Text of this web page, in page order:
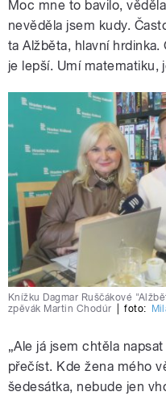
Moc mne to bavilo,
nevěděla jsem kudy.
ta Alžběta, hlavní
je lepší. Umí matematiku,
Knížku Dagmar Ruščákové
zpěvák Martin Chodúr
foto:
„Ale já jsem chtěla
přečíst. Kde žena mého
šedesátka, nebude jen